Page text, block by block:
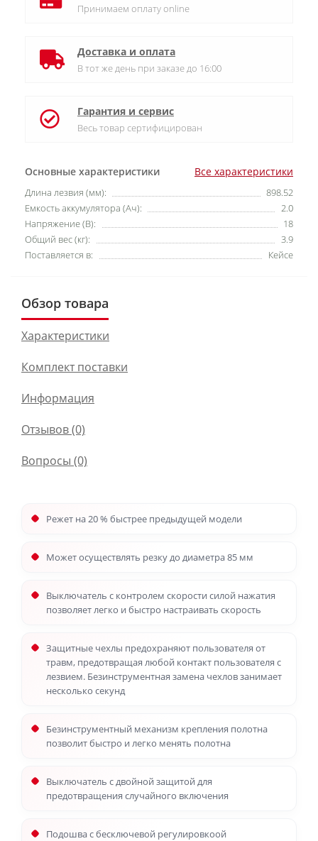
Основные характеристики Все характеристики
Длина лезвия (мм):
898.52
Емкость аккумулятора (Ач):
2.0
Напряжение (В):
18
Общий вес (кг):
3.9
Поставляется в:
Кейсе
Принимаем оплату online
Доставка и оплата
В тот же день при заказе до 16:00
Гарантия и сервис
Весь товар сертифицирован
Обзор товара
Характеристики
Комплект поставки
Информация
Отзывов (0)
Вопросы (0)
Режет на 20 % быстрее предыдущей модели
Может осуществлять резку до диаметра 85 мм
Выключатель с контролем скорости силой нажатия
позволяет легко и быстро настраивать скорость
Защитные чехлы предохраняют пользователя от
травм, предотвращая любой контакт пользователя с
лезвием. Безинструментная замена чехлов занимает
несколько секунд
Безинструментный механизм крепления полотна
позволит быстро и легко менять полотна
Выключатель с двойной защитой для
предотвращения случайного включения
Подошва с бесключевой регулировкоой